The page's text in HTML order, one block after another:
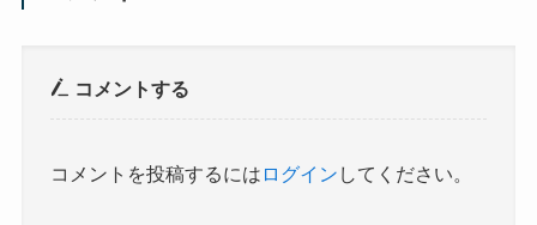
コメントする
コメントを投稿するには ログイン してください。